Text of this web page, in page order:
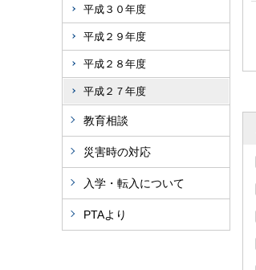
平成３０年度
平成２９年度
平成２８年度
平成２７年度
教育相談
災害時の対応
入学・転入について
PTAより